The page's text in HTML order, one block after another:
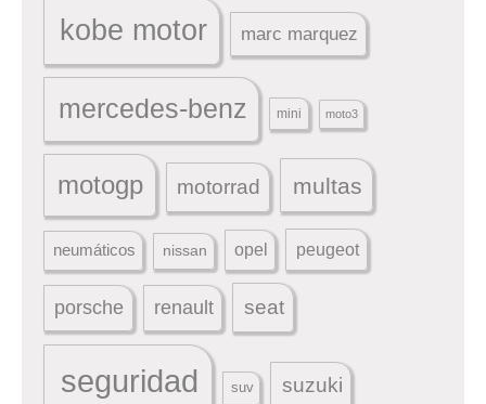
kobe motor marc marquez
mercedes-benz mini moto3
motogp motorrad multas
neumáticos nissan opel peugeot
porsche renault seat
seguridad suv suzuki